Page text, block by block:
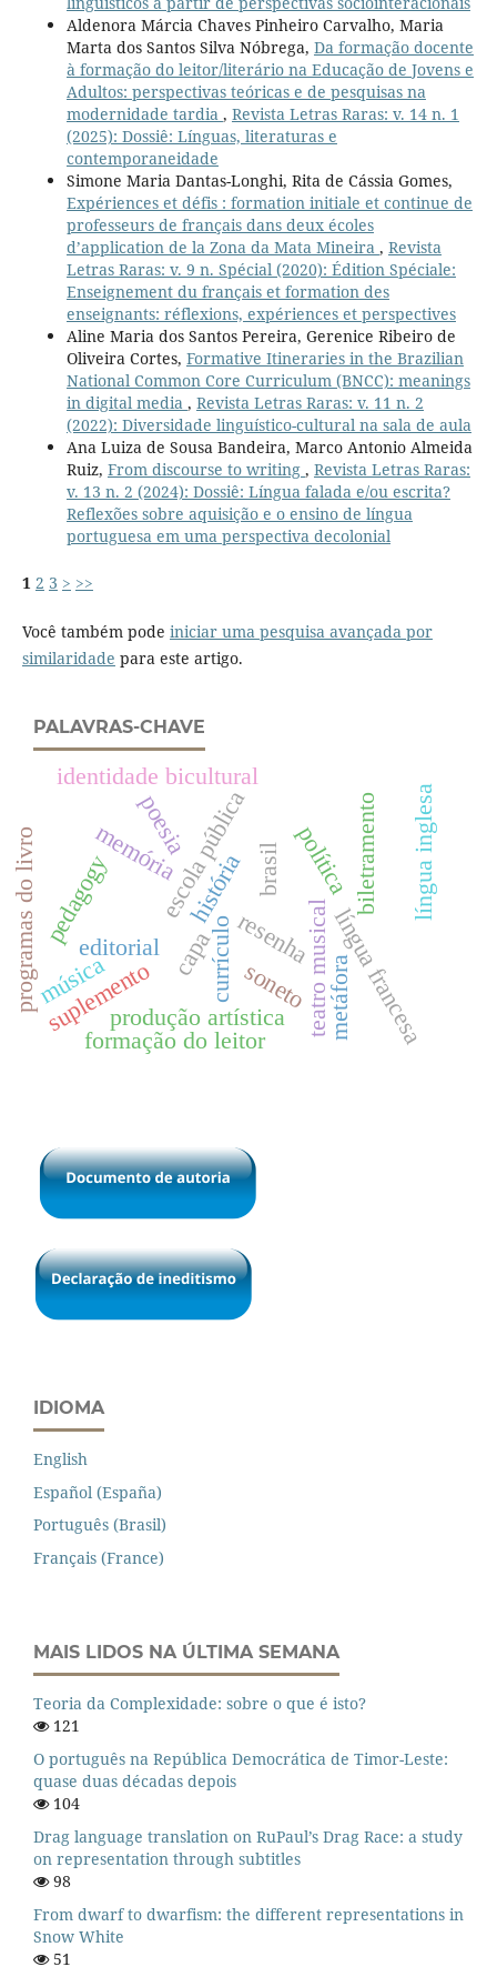
Aldenora Márcia Chaves Pinheiro Carvalho, Maria
Marta dos Santos Silva Nóbrega, Da formação docente
à formação do leitor/literário na Educação de Jovens e
Adultos: perspectivas teóricas e de pesquisas na
modernidade tardia , Revista Letras Raras: v. 14 n. 1
(2025): Dossiê: Línguas, literaturas e
contemporaneidade
Simone Maria Dantas-Longhi, Rita de Cássia Gomes,
Expériences et défis : formation initiale et continue de
professeurs de français dans deux écoles
d’application de la Zona da Mata Mineira , Revista
Letras Raras: v. 9 n. Spécial (2020): Édition Spéciale:
Enseignement du français et formation des
enseignants: réflexions, expériences et perspectives
Aline Maria dos Santos Pereira, Gerenice Ribeiro de
Oliveira Cortes, Formative Itineraries in the Brazilian
National Common Core Curriculum (BNCC): meanings
in digital media , Revista Letras Raras: v. 11 n. 2
(2022): Diversidade linguístico-cultural na sala de aula
Ana Luiza de Sousa Bandeira, Marco Antonio Almeida
Ruiz, From discourse to writing , Revista Letras Raras:
v. 13 n. 2 (2024): Dossiê: Língua falada e/ou escrita?
Reflexões sobre aquisição e o ensino de língua
portuguesa em uma perspectiva decolonial
1 2 3 > >>
Você também pode iniciar uma pesquisa avançada por
similaridade para este artigo.
PALAVRAS-CHAVE
teatro musical
brasil
história
resenha
editorial língua francesa
escola pública
currículo
memória
produção artística
biletramento
identidade bicultural
capa
suplemento
poesia
música
programas do livro
formação do leitor
soneto
pedagogy
metáfora
política língua inglesa
IDIOMA
English
Español (España)
Português (Brasil)
Français (France)
MAIS LIDOS NA ÚLTIMA SEMANA
Teoria da Complexidade: sobre o que é isto?
121
O português na República Democrática de Timor-Leste:
quase duas décadas depois
104
Drag language translation on RuPaul’s Drag Race: a study
on representation through subtitles
98
From dwarf to dwarfism: the different representations in
Snow White
51